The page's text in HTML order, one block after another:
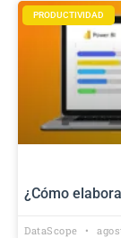
PRODUCTIVIDAD
¿Cómo
DataScope